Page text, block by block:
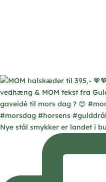
Nye stål smykker er landet i